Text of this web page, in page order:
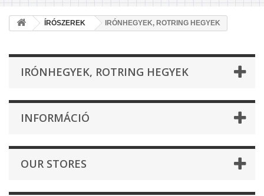
ÍRÓSZEREK IRÓNHEGYEK, ROTRING HEGYEK
IRÓNHEGYEK, ROTRING HEGYEK
INFORMÁCIÓ
OUR STORES